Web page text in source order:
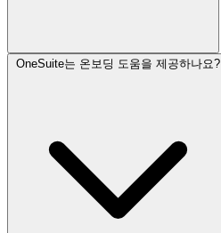
OneSuite는 온보딩 도움을 제공하나요?